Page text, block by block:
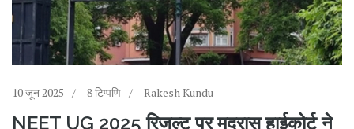
10 जून 2025 8 टिप्पणि Rakesh Kundu
NEET UG 2025 रिजल्ट पर मद्रास हाईकोर्ट ने